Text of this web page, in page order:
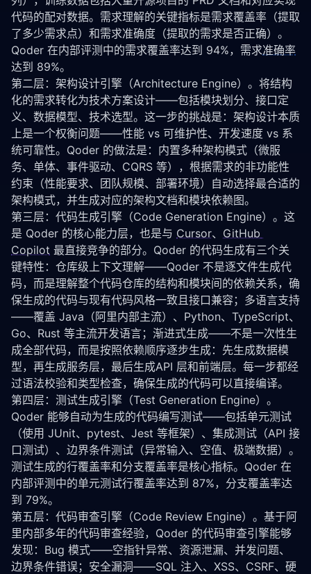
代码的配对数据。需求理解的关键指标是需求覆盖率（提取
了多少需求点）和需求准确度（提取的需求是否正确）。
Qoder 在内部评测中的需求覆盖率达到 94%，需求准确率
达到 89%。
第二层：架构设计引擎（Architecture Engine）。将结构
化的需求转化为技术方案设计——包括模块划分、接口定
义、数据模型、技术选型。这一步的挑战是：架构设计本质
上是一个权衡问题——性能 vs 可维护性、开发速度 vs 系
统可靠性。Qoder 的做法是：内置多种架构模式（微服
务、单体、事件驱动、CQRS 等），根据需求的非功能性
约束（性能要求、团队规模、部署环境）自动选择最合适的
架构模式，并生成对应的架构文档和模块依赖图。
第三层：代码生成引擎（Code Generation Engine）。这
是 Qoder 的核心能力层，也是与 Cursor、 GitHub
Copilot 最直接竞争的部分。Qoder 的代码生成有三个关
键特性：仓库级上下文理解——Qoder 不是逐文件生成代
码，而是理解整个代码仓库的结构和模块间的依赖关系，确
保生成的代码与现有代码风格一致且接口兼容；多语言支持
——覆盖 Java（阿里内部主流）、Python、TypeScript、
Go、Rust 等主流开发语言；渐进式生成——不是一次性生
成全部代码，而是按照依赖顺序逐步生成：先生成数据模
型，再生成服务层，最后生成API 层和前端层。每一步都经
过语法校验和类型检查，确保生成的代码可以直接编译。
第四层：测试生成引擎（Test Generation Engine）。
Qoder 能够自动为生成的代码编写测试——包括单元测试
（使用 JUnit、pytest、Jest 等框架）、集成测试（API 接
口测试）、边界条件测试（异常输入、空值、极端数据）。
测试生成的行覆盖率和分支覆盖率是核心指标。Qoder 在
内部评测中的单元测试行覆盖率达到 87%，分支覆盖率达
到 79%。
第五层：代码审查引擎（Code Review Engine）。基于阿
里内部多年的代码审查经验，Qoder 的代码审查引擎能够
发现：Bug 模式——空指针异常、资源泄漏、并发问题、
边界条件错误；安全漏洞——SQL 注入、XSS、CSRF、硬